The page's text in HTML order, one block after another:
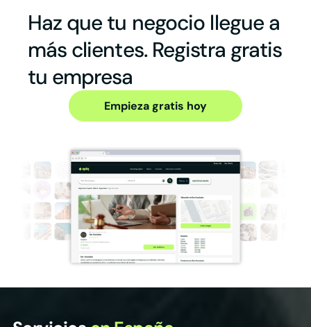
Haz que tu negocio llegue a
más clientes. Registra gratis
tu empresa
Empieza gratis hoy